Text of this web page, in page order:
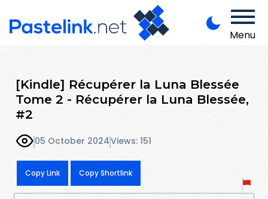
Menu
[Kindle] Récupérer la Luna Blessée
Tome 2 - Récupérer la Luna Blessée,
#2
05 October 2024Views: 151
Copy Link Copy Shortlink